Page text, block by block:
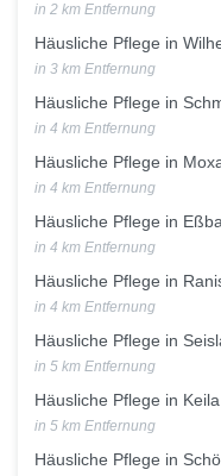
in 2 km Entfernung
Häusliche Pflege in
in 3 km Entfernung
Häusliche Pflege in
in 4 km Entfernung
Häusliche Pflege in
in 4 km Entfernung
Häusliche Pflege in
in 4 km Entfernung
Häusliche Pflege in
in 4 km Entfernung
Häusliche Pflege in
in 5 km Entfernung
Häusliche Pflege in Keila
in 5 km Entfernung
Häusliche Pflege in